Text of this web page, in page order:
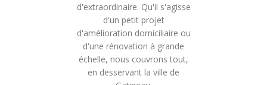
d'extraordinaire. Qu'il s'agisse
d'un petit projet
d'amélioration domiciliaire ou
d'une rénovation à grande
échelle, nous couvrons tout,
en desservant la ville de